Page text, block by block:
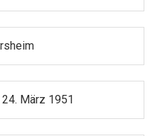
24. März 1951